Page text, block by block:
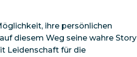
ihre persönlichen
diesem Weg seine wahre Story
Leidenschaft für die